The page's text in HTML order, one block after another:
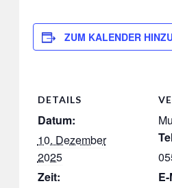
ZUM KALENDER
DETAILS
Datum:
10. Dezember
2025
Zeit: